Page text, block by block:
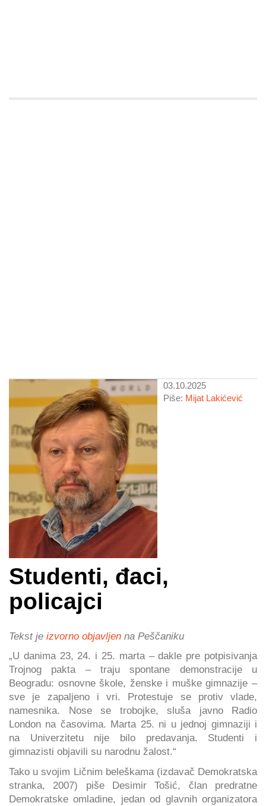
03.10.2025
Piše: Mijat Lakićević
Studenti, đaci,
policajci
Tekst je izvorno objavljen na Peščaniku
„U danima 23, 24. i 25. marta – dakle pre potpisivanja
Trojnog pakta – traju spontane demonstracije u
Beogradu: osnovne škole, ženske i muške gimnazije –
sve je zapaljeno i vri. Protestuje se protiv vlade,
namesnika. Nose se trobojke, sluša javno Radio
London na časovima. Marta 25. ni u jednoj gimnaziji i
na Univerzitetu nije bilo predavanja. Studenti i
gimnazisti objavili su narodnu žalost.“
Tako u svojim Ličnim beleškama (izdavač Demokratska
stranka, 2007) piše Desimir Tošić, član predratne
Demokratske omladine, jedan od glavnih organizatora